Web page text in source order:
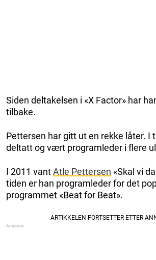
Siden deltakelsen i «X Factor» har
tilbake.
Pettersen har gitt ut en rekke låter. I
deltatt og vært programleder i flere
I 2011 vantAtle Pettersen «Skal vi
tiden er han programleder for det
programmet «Beat for Beat».